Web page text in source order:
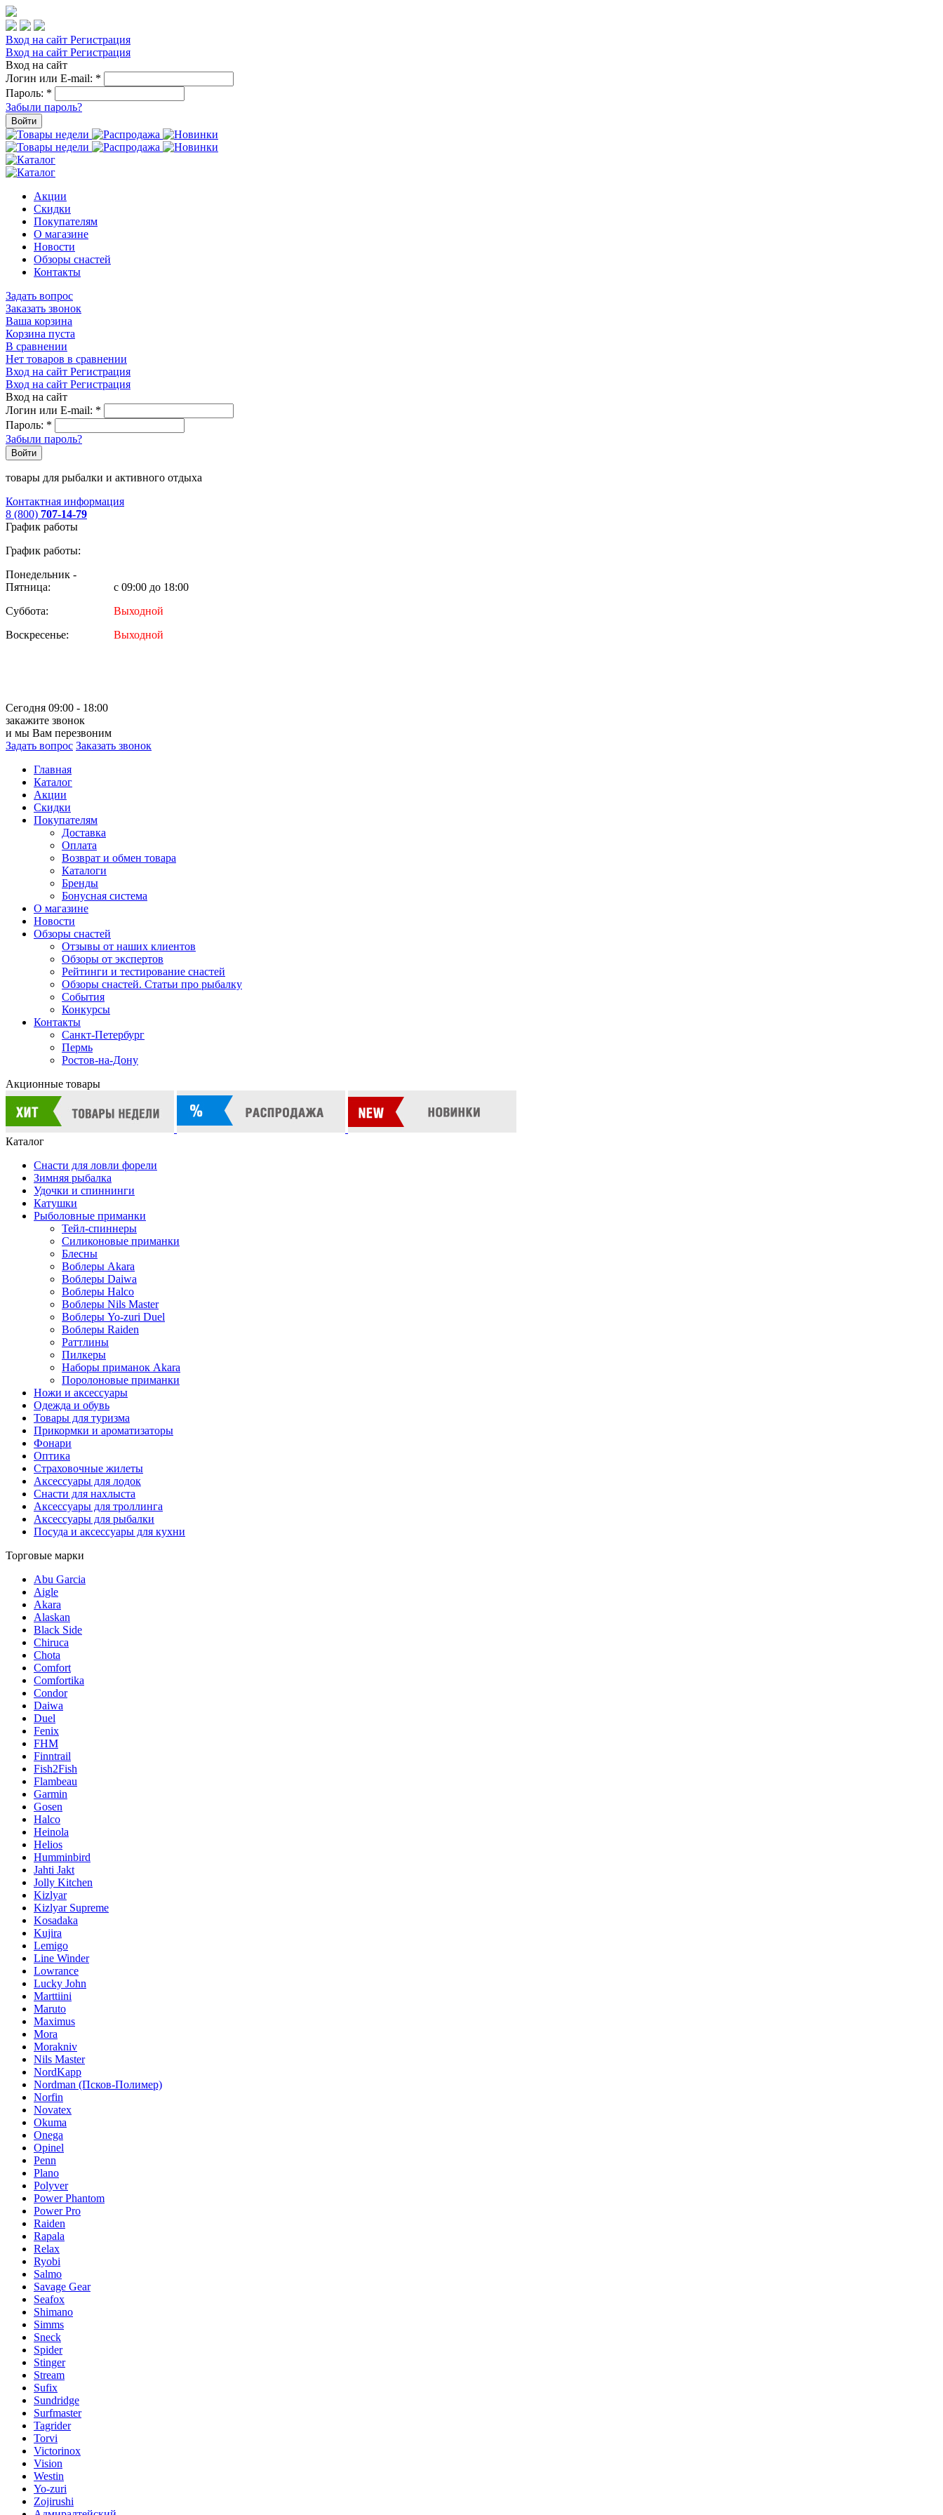
Вход на сайт Регистрация
Вход на сайт Регистрация
Вход на сайт
Логин или E-mail: *
Пароль: *
Забыли пароль?
Войти
Акции
Скидки
Покупателям
О магазине
Новости
Обзоры снастей
Контакты
Задать вопрос
Заказать звонок
Ваша корзина
Корзина пуста
В сравнении
Нет товаров в сравнении
Вход на сайт Регистрация
Вход на сайт Регистрация
Вход на сайт
Логин или E-mail: *
Пароль: *
Забыли пароль?
Войти
товары для рыбалки и активного отдыха
Контактная информация
8 (800) 707-14-79
График работы
График работы:
Понедельник -
Пятница:
с 09:00 до 18:00
Суббота:
Выходной
Воскресенье:
Выходной
Сегодня 09:00 - 18:00
закажите звонок
и мы Вам перезвоним
Задать вопрос Заказать звонок
Главная
Каталог
Акции
Скидки
Покупателям
Доставка
Оплата
Возврат и обмен товара
Каталоги
Бренды
Бонусная система
О магазине
Новости
Обзоры снастей
Отзывы от наших клиентов
Обзоры от экспертов
Рейтинги и тестирование снастей
Обзоры снастей. Статьи про рыбалку
События
Конкурсы
Контакты
Санкт-Петербург
Пермь
Ростов-на-Дону
Акционные товары
Каталог
Снасти для ловли форели
Зимняя рыбалка
Удочки и спиннинги
Катушки
Рыболовные приманки
Тейл-спиннеры
Силиконовые приманки
Блесны
Воблеры Akara
Воблеры Daiwa
Воблеры Halco
Воблеры Nils Master
Воблеры Yo-zuri Duel
Воблеры Raiden
Раттлины
Пилкеры
Наборы приманок Akara
Поролоновые приманки
Ножи и аксессуары
Одежда и обувь
Товары для туризма
Прикормки и ароматизаторы
Фонари
Оптика
Страховочные жилеты
Аксессуары для лодок
Снасти для нахлыста
Аксессуары для троллинга
Аксессуары для рыбалки
Посуда и аксессуары для кухни
Торговые марки
Abu Garcia
Aigle
Akara
Alaskan
Black Side
Chiruca
Chota
Comfort
Comfortika
Condor
Daiwa
Duel
Fenix
FHM
Finntrail
Fish2Fish
Flambeau
Garmin
Gosen
Halco
Heinola
Helios
Humminbird
Jahti Jakt
Jolly Kitchen
Kizlyar
Kizlyar Supreme
Kosadaka
Kujira
Lemigo
Line Winder
Lowrance
Lucky John
Marttiini
Maruto
Maximus
Mora
Morakniv
Nils Master
NordKapp
Nordman (Псков-Полимер)
Norfin
Novatex
Okuma
Onega
Opinel
Penn
Plano
Polyver
Power Phantom
Power Pro
Raiden
Rapala
Relax
Ryobi
Salmo
Savage Gear
Seafox
Shimano
Simms
Sneck
Spider
Stinger
Stream
Sufix
Sundridge
Surfmaster
Tagrider
Torvi
Victorinox
Vision
Westin
Yo-zuri
Zojirushi